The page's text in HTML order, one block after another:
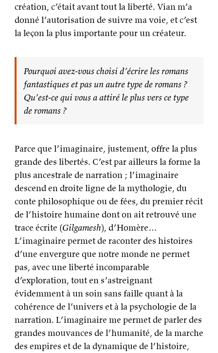
création, c’était avant tout la liberté. Vian m’a
donné l’autorisation de suivre ma voie, et c’est
la leçon la plus importante pour un créateur.
Pourquoi avez-vous choisi d’écrire les romans
fantastiques et pas un autre type de romans ?
Qu’est-ce qui vous a attiré le plus vers ce type
de romans ?
Parce que l’imaginaire, justement, offre la plus
grande des libertés. C’est par ailleurs la forme la
plus ancestrale de narration ; l’imaginaire
descend en droite ligne de la mythologie, du
conte philosophique ou de fées, du premier récit
de l’histoire humaine dont on ait retrouvé une
trace écrite (Gilgamesh), d’Homère…
L’imaginaire permet de raconter des histoires
d’une envergure que notre monde ne permet
pas, avec une liberté incomparable
d’exploration, tout en s’astreignant
évidemment à un soin sans faille quant à la
cohérence de l’univers et à la psychologie de la
narration. L’imaginaire me permet de parler des
grandes mouvances de l’humanité, de la marche
des empires et de la dynamique de l’histoire,